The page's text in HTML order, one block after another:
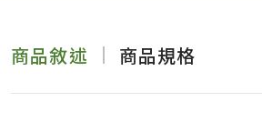
商品敘述 商品規格